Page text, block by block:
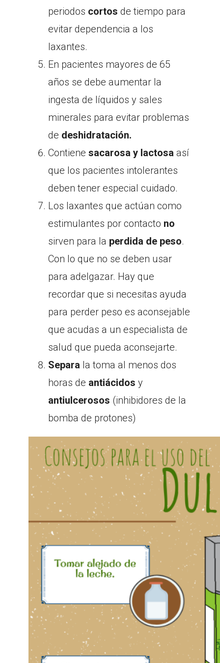
periodos cortos de tiempo para
evitar dependencia a los
laxantes.
En pacientes mayores de 65
años se debe aumentar la
ingesta de líquidos y sales
minerales para evitar problemas
de deshidratación.
Contiene sacarosa y lactosa así
que los pacientes intolerantes
deben tener especial cuidado.
Los laxantes que actúan como
estimulantes por contacto no
sirven para la perdida de peso.
Con lo que no se deben usar
para adelgazar. Hay que
recordar que si necesitas ayuda
para perder peso es aconsejable
que acudas a un especialista de
salud que pueda aconsejarte.
Separa la toma al menos dos
horas de antiácidos y
antiulcerosos (inhibidores de la
bomba de protones)